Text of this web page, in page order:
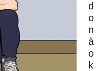
d
o
n
à
o
k